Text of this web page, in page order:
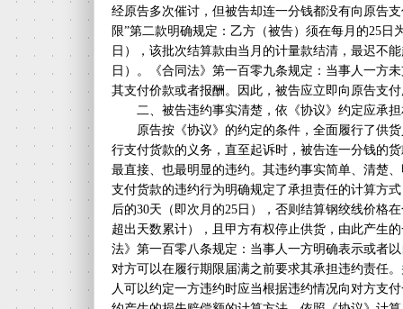
经原告多次催讨，但被告却连一分钱都没有向原告
限”第二款明确规定：乙方（被告）须在每月的25
日），该批次结算款由当月的计量款结清，最迟不
日）。《合同法》第一百零九条规定：当事人一方
其支付价款或者报酬。因此，被告应立即向原告支
二、被告违约事实清楚，依《协议》约定应承担
原告按《协议》的约定的条件，全面履行了供货
行支付货款的义务，直至起诉时，被告连一分钱的
最直接、也最明显的违约。其违约事实简单、清楚
支付货款的违约行为明确规定了承担责任的计算方
后的30天（即次月的25日），否则结算钢绞线价格
超出天数累计），且甲方有权停止供货，由此产生
法》第一百零八条规定：当事人一方明确表示或者
对方可以在履行期限届满之前要求其承担违约责任
人可以约定一方违约时应当根据违约情况向对方支